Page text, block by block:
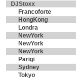
DJStoxx
Francoforte
HongKong
Londra
NewYork
NewYork
NewYork
Parigi
Sydney
Tokyo